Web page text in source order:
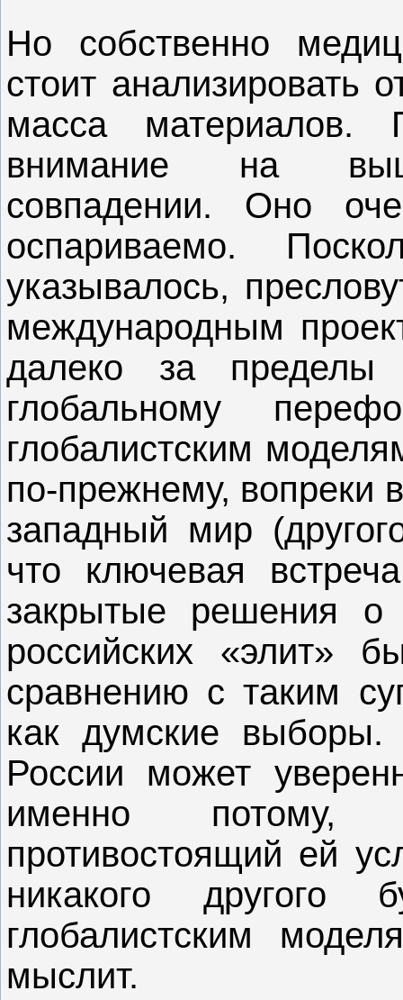
Но собственно
стоит анализировать
масса
внимание на
совпадении. Оно
оспариваемо.
указывалось,
международным
далеко за
глобальному
глобалистским
по-прежнему, вопреки
западный мир
что ключевая
закрытые решения
российских «элит»
сравнению с таким
как думские выборы.
России может
именно потому,
противостоящий ей
никакого другого
глобалистским
мыслит.